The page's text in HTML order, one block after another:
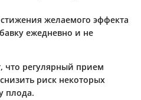
желаемого эффекта
ежедневно и не
что регулярный прием
риск некоторых
плода.